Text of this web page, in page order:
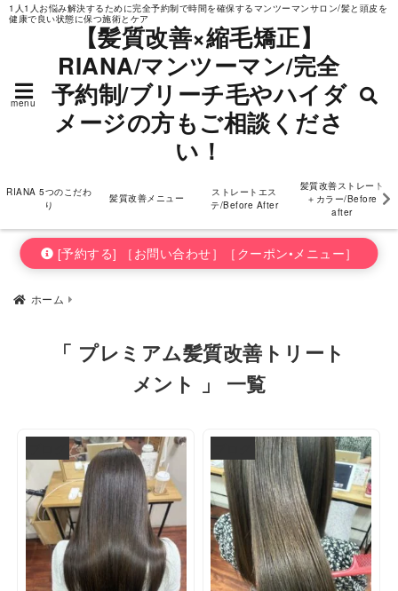
1人1人お悩み解決するために完全予約制で時間を確保するマンツーマンサロン/髪と頭皮を
健康で良い状態に保つ施術とケア
menu
【髪質改善×縮毛矯正】
RIANA/マンツーマン/完全
予約制/ブリーチ毛やハイダ
メージの方もご相談くださ
い！
RIANA 5つのこだわ
り
髪質改善メニュー
ストレートエス
テ/Before After
髪質改善ストレート
＋カラー/Before
after
[予約する] ［お問い合わせ］［クーポン•メニュー］
ホーム
「 プレミアム髪質改善トリート
メント 」 一覧
ダメージの方もご相
談ください！